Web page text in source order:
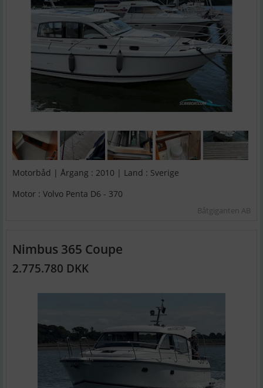
Motorbåd | Årgang : 2010 | Land : Sverige
Motor : Volvo Penta D6 - 370
Båtgiganten AB
Nimbus 365 Coupe
2.775.780 DKK